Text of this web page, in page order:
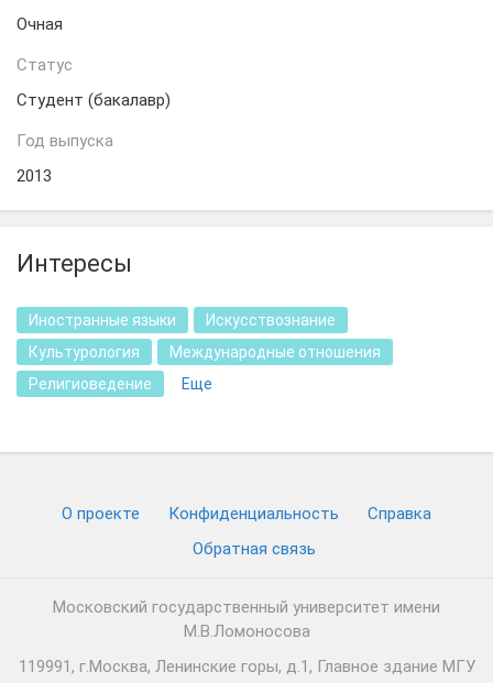
Очная
Статус
Студент (бакалавр)
Год выпуска
2013
Интересы
Иностранные языки
Искусствознание
Культурология
Международные отношения
Религиоведение
Еще
О проекте Конфиденциальность
Cправка
Обратная связь
Московский государственный университет имени
М.В.Ломоносова
119991, г.Москва, Ленинские горы, д.1, Главное здание МГУ